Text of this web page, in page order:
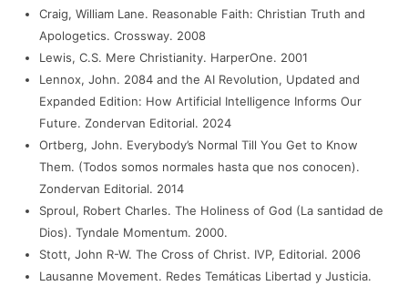
Craig, William Lane. Reasonable Faith: Christian Truth and
Apologetics. Crossway. 2008
Lewis, C.S. Mere Christianity. HarperOne. 2001
Lennox, John. 2084 and the AI Revolution, Updated and
Expanded Edition: How Artificial Intelligence Informs Our
Future. Zondervan Editorial. 2024
Ortberg, John. Everybody’s Normal Till You Get to Know
Them. (Todos somos normales hasta que nos conocen).
Zondervan Editorial. 2014
Sproul, Robert Charles. The Holiness of God (La santidad de
Dios). Tyndale Momentum. 2000.
Stott, John R-W. The Cross of Christ. IVP, Editorial. 2006
Lausanne Movement. Redes Temáticas Libertad y Justicia.